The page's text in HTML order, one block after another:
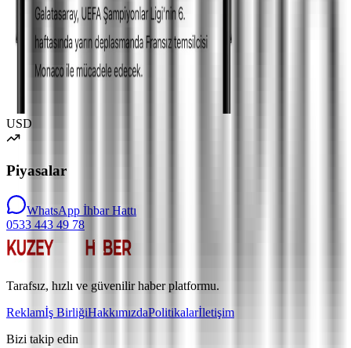
USD
Piyasalar
WhatsApp İhbar Hattı
0533 443 49 78
Tarafsız, hızlı ve güvenilir haber platformu.
Reklamİş BirliğiHakkımızdaPolitikalarİletişim
Bizi takip edin